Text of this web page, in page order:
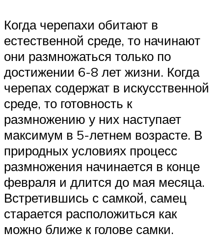
Когда черепахи обитают в
естественной среде, то начинают
они размножаться только по
достижении 6-8 лет жизни. Когда
черепах содержат в искусственной
среде, то готовность к
размножению у них наступает
максимум в 5-летнем возрасте. В
природных условиях процесс
размножения начинается в конце
февраля и длится до мая месяца.
Встретившись с самкой, самец
старается расположиться как
можно ближе к голове самки.